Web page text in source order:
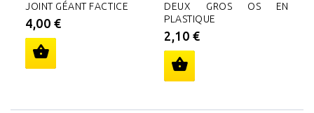
JOINT GÉANT FACTICE
4,00 €
DEUX GROS OS EN
PLASTIQUE
2,10 €